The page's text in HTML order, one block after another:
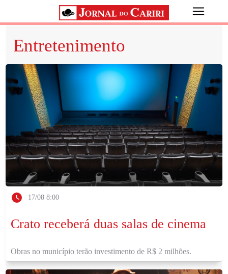
Entretenimento
17/08 8:00
Crato receberá duas salas de cinema
Obras no município terão investimento de R$ 2 milhões.